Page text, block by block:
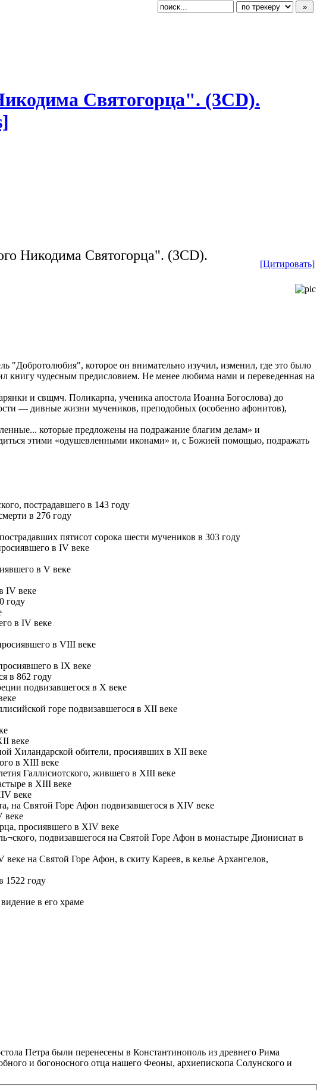
Святогорца". (3CD).
[Цитировать]
Никодима Святогорца". (3CD).
"Добротолюбия", которое он внимательно изучил, изменил, где это было
книгу чудесным предисловием. Не менее любима нами и переведенная на
и свщмч. Поликарпа, ученика апостола Иоанна Богослова) до
— дивные жизни мучеников, преподобных (особенно афонитов),
которые предложены на подражание благим делам» и
этими «одушевленными иконами» и, с Божией помощью, подражать
пострадавшего в 143 году
в 276 году
пятисот сорока шести мучеников в 303 году
в IV веке
в V веке
IV веке
году
в IV веке
в VIII веке
в IX веке
в 862 году
подвизавшегося в X веке
горе подвизавшегося в XII веке
веке
Хиландарской обители, просиявших в XII веке
в XIII веке
Галлисиотского, жившего в XIII веке
в XIII веке
веке
на Святой Горе Афон подвизавшегося в XIV веке
веке
просиявшего в XIV веке
подвизавшегося на Святой Горе Афон в монастыре Дионисиат в
на Святой Горе Афон, в скиту Кареев, в келье Архангелов,
1522 году
в его храме
Петра были перенесены в Константинополь из древнего Рима
и богоносного отца нашего Феоны, архиепископа Солунского и